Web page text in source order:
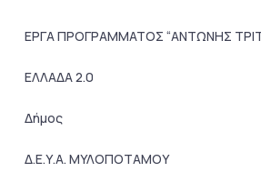
ΕΡΓΑ ΠΡΟΓΡΑΜΜΑΤΟΣ “ΑΝΤΩΝΗΣ
ΕΛΛΑΔΑ 2.0
Δήμος
Δ.Ε.Υ.Α. ΜΥΛΟΠΟΤΑΜΟΥ